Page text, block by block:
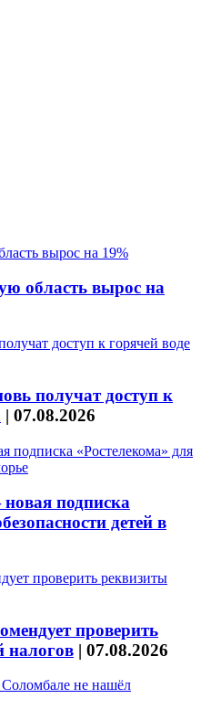
область вырос на
получат доступ к
| 07.08.2026
подписка
детей в
проверить
налогов | 07.08.2026